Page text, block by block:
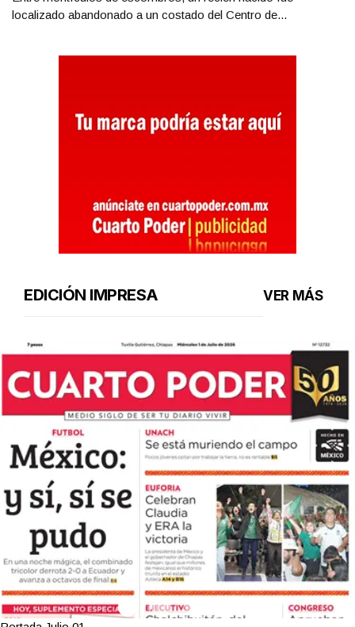
localizado abandonado a un costado del Centro de...
EDICIÓN IMPRESA VER MÁS